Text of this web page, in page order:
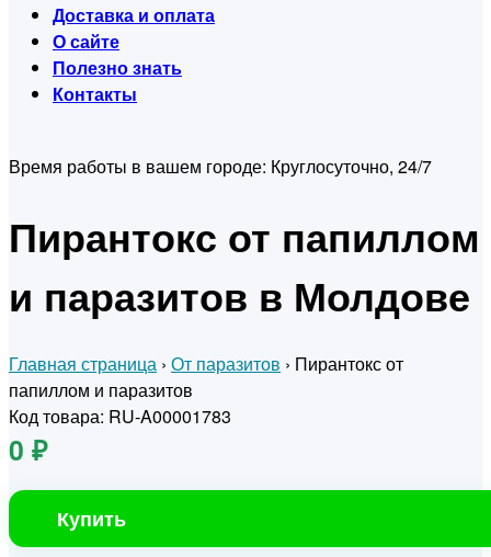
Доставка и оплата
О сайте
Полезно знать
Контакты
Время работы в вашем городе: Круглосуточно, 24/7
Пирантокс от папиллом
и паразитов в Молдове
Главная страница › От паразитов › Пирантокс от
папиллом и паразитов
Код товара: RU-A00001783
0 ₽
Купить